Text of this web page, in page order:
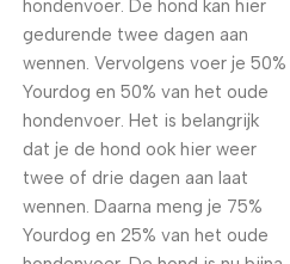
hondenvoer. De hond kan hier
gedurende twee dagen aan
wennen. Vervolgens voer je 50%
Yourdog en 50% van het oude
hondenvoer. Het is belangrijk
dat je de hond ook hier weer
twee of drie dagen aan laat
wennen. Daarna meng je 75%
Yourdog en 25% van het oude